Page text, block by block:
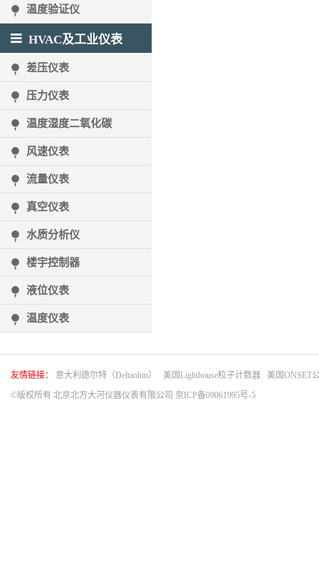
温度验证仪
HVAC及工业仪表
差压仪表
压力仪表
温度湿度二氧化碳
风速仪表
流量仪表
真空仪表
水质分析仪
楼宇控制器
液位仪表
温度仪表
友情链接： 意大利德尔特（Deltaohm） 美国Lighthouse粒子计数器
美国ONSET
©版权所有 北京北方大河仪器仪表有限公司 京ICP备09061995号-5